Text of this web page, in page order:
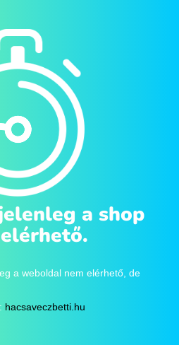
a shop
a weboldal nem elérhető, de
hacsaveczbetti.hu